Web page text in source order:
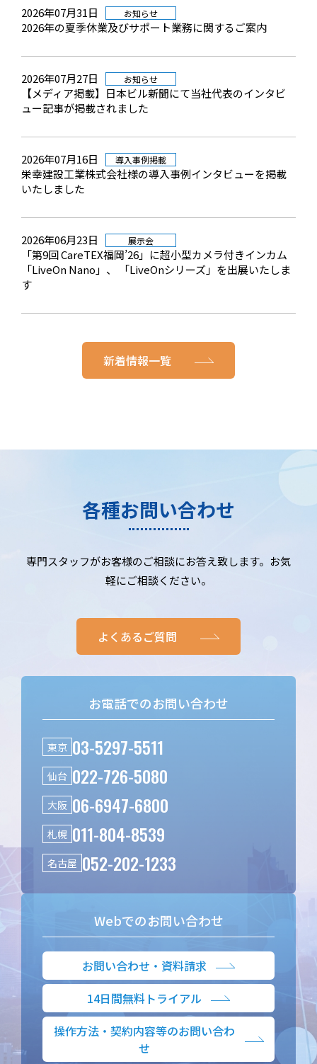
2026年07月31日 お知らせ
2026年の夏季休業及びサポート業務に関するご案内
2026年07月27日 お知らせ
【メディア掲載】日本ビル新聞にて当社代表のインタビ
ュー記事が掲載されました
2026年07月16日 導入事例掲載
栄幸建設工業株式会社様の導入事例インタビューを掲載
いたしました
2026年06月23日 展示会
「第9回 CareTEX福岡’26」に超小型カメラ付きインカム
「LiveOn Nano」、 「LiveOnシリーズ」を出展いたしま
す
新着情報一覧
各種お問い合わせ
専門スタッフがお客様のご相談にお答え致します。お気
軽にご相談ください。
よくあるご質問
お電話でのお問い合わせ
東京 03-5297-5511
仙台 022-726-5080
大阪 06-6947-6800
札幌 011-804-8539
名古屋 052-202-1233
Webでのお問い合わせ
お問い合わせ・資料請求
14日間無料トライアル
操作方法・契約内容等のお問い合わ
せ